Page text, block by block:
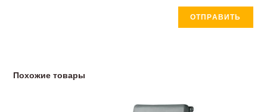
Похожие товары